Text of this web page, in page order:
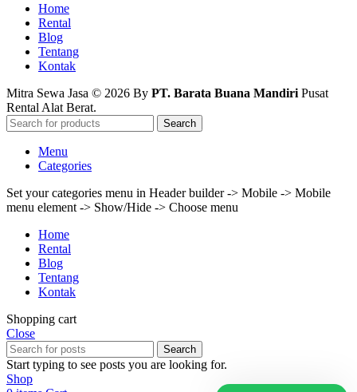
Home
Rental
Blog
Tentang
Kontak
Mitra Sewa Jasa © 2026 By PT. Barata Buana Mandiri Pusat
Rental Alat Berat.
Search
Menu
Categories
Set your categories menu in Header builder -> Mobile -> Mobile
menu element -> Show/Hide -> Choose menu
Home
Rental
Blog
Tentang
Kontak
Shopping cart
Close
Search
Start typing to see posts you are looking for.
Shop